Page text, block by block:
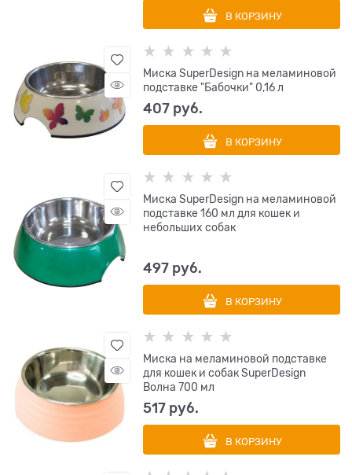
В КОРЗИНУ
Миска SuperDesign на меламиновой
подставке "Бабочки" 0,16 л
407 руб.
В КОРЗИНУ
Миска SuperDesign на меламиновой
подставке 160 мл для кошек и
небольших собак
497 руб.
В КОРЗИНУ
Миска на меламиновой подставке
для кошек и собак SuperDesign
Волна 700 мл
517 руб.
В КОРЗИНУ